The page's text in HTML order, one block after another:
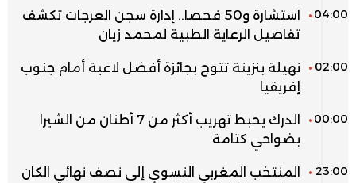
04:00
استشارة و50 فحصا.. إدارة سجن العرجات تكشف
تفاصيل الرعاية الطبية لمحمد زيان
02:00
نهيلة بنزينة تتوج بجائزة أفضل لاعبة أمام جنوب
إفريقيا
00:00
الدرك يحبط تهريب أكثر من 7 أطنان من الشيرا
بضواحي كتامة
23:00
المنتخب المغربي النسوي إلى نصف نهائي الكان